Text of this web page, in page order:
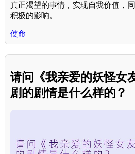
真正渴望的事情，实现自我价值，
积极的影响。
使命
请问《我亲爱的妖怪女
剧的剧情是什么样的？